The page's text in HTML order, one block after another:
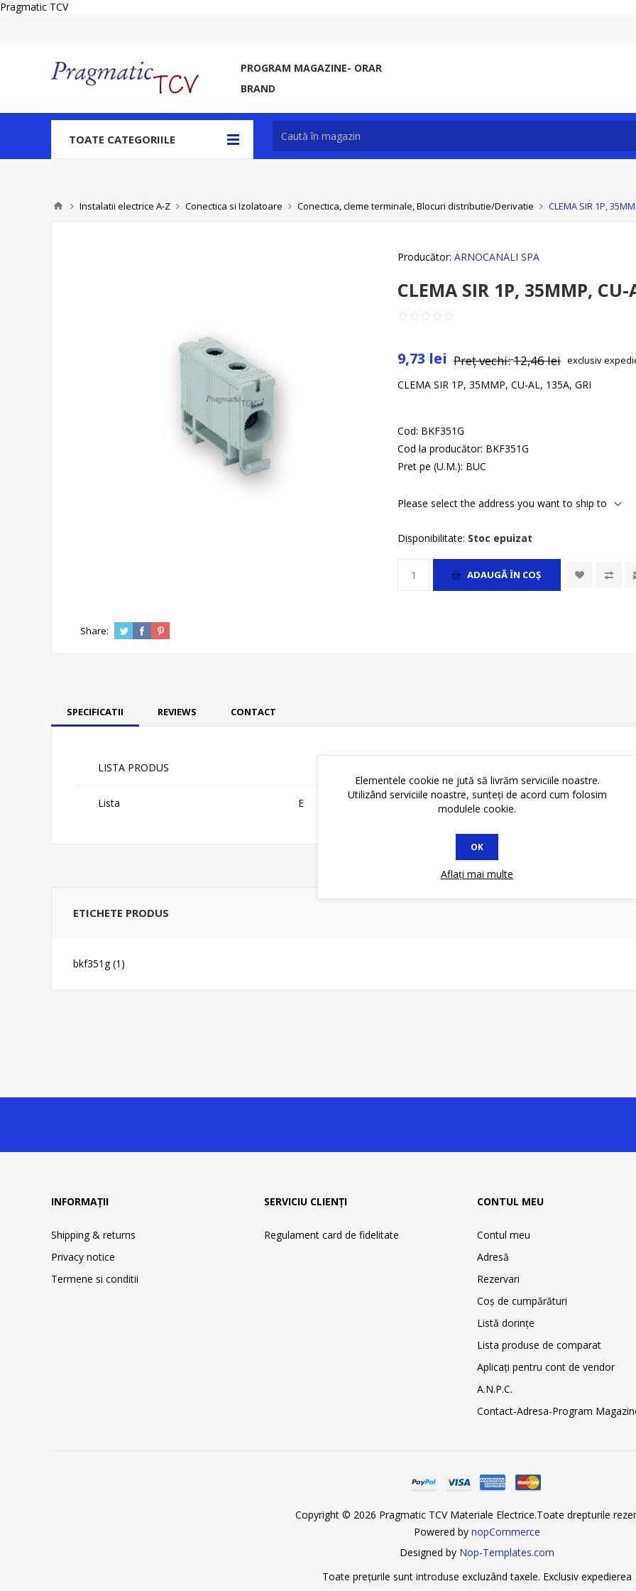
Pragmatic TCV
PROGRAM MAGAZINE- ORAR
BRAND
TOATE CATEGORIILE
Instalatii electrice A-Z Conectica si Izolatoare Conectica, cleme terminale, Blocuri distributie/Derivatie CLEMA SIR 1P,
Producător: ARNOCANALI SPA
CLEMA SIR 1P, 35MMP,
9,73 lei Preț vechi:12,46 lei exclusiv
CLEMA SIR 1P, 35MMP, CU-AL, 135A, GRI
Cod: BKF351G
Cod la producător: BKF351G
Pret pe (U.M.): BUC
Please select the address you want to ship to
Disponibilitate: Stoc epuizat
ADAUGĂ ȊN COŞ
Share:
SPECIFICATII REVIEWS CONTACT
LISTA PRODUS
Lista E
ETICHETE PRODUS
bkf351g (1)
INFORMAȚII
Shipping & returns
Privacy notice
Termene si conditii
SERVICIU CLIENȚI
Regulament card de fidelitate
CONTUL MEU
Contul meu
Adresă
Rezervari
Coş de cumpărături
Listă dorințe
Lista produse de comparat
Aplicați pentru cont de vendor
A.N.P.C.
Contact-Adresa-Program
Copyright © 2026 Pragmatic TCV Materiale Electrice.Toate drepturile
Powered by nopCommerce
Designed by Nop-Templates.com
Toate prețurile sunt introduse excluzând taxele. Exclusiv expedierea
Elementele cookie ne jută să livrăm serviciile noastre.
Utilizând serviciile noastre, sunteți de acord cum folosim
modulele cookie.
OK
Aflați mai multe